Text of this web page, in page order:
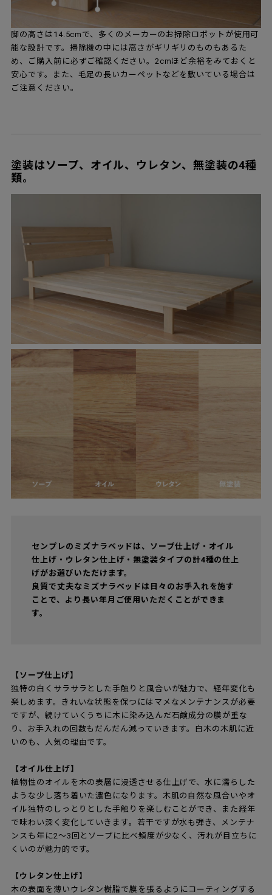
脚の高さは14.5cmで、多くのメーカーのお掃除ロボットが使用可
能な設計です。掃除機の中には高さがギリギリのものもあるた
め、ご購入前に必ずご確認ください。2cmほど余裕をみておくと
安心です。また、毛足の長いカーペットなどを敷いている場合は
ご注意ください。
塗装はソープ、オイル、ウレタン、無塗装の4種
類。
センプレのミズナラベッドは、ソープ仕上げ・オイル
仕上げ・ウレタン仕上げ・無塗装タイプの計4種の仕上
げがお選びいただけます。
良質で丈夫なミズナラベッドは日々のお手入れを施す
ことで、より長い年月ご使用いただくことができま
す。
【ソープ仕上げ】
独特の白くサラサラとした手触りと風合いが魅力で、経年変化も
楽しめます。きれいな状態を保つにはマメなメンテナンスが必要
ですが、続けていくうちに木に染み込んだ石鹸成分の膜が重な
り、お手入れの回数もだんだん減っていきます。白木の木肌に近
いのも、人気の理由です。
【オイル仕上げ】
植物性のオイルを木の表層に浸透させる仕上げで、水に濡らした
ような少し落ち着いた濃色になります。木肌の自然な風合いやオ
イル独特のしっとりとした手触りを楽しむことができ、また経年
で味わい深く変化していきます。若干ですが水も弾き、メンテナ
ンスも年に2～3回とソープに比べ頻度が少なく、汚れが目立ちに
くいのが魅力的です。
【ウレタン仕上げ】
木の表面を薄いウレタン樹脂で膜を張るようにコーティングする